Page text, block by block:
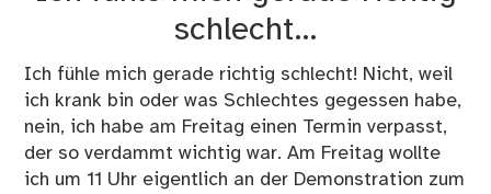
schlecht…
Ich fühle mich gerade richtig schlecht! Nicht, weil
ich krank bin oder was Schlechtes gegessen habe,
nein, ich habe am Freitag einen Termin verpasst,
der so verdammt wichtig war. Am Freitag wollte
ich um 11 Uhr eigentlich an der Demonstration zum